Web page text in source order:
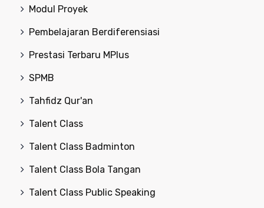
Modul Proyek
Pembelajaran Berdiferensiasi
Prestasi Terbaru MPlus
SPMB
Tahfidz Qur'an
Talent Class
Talent Class Badminton
Talent Class Bola Tangan
Talent Class Public Speaking